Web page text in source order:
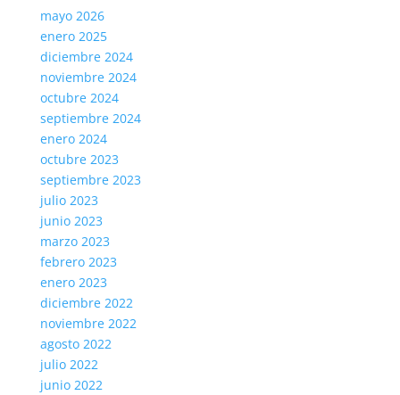
mayo 2026
enero 2025
diciembre 2024
noviembre 2024
octubre 2024
septiembre 2024
enero 2024
octubre 2023
septiembre 2023
julio 2023
junio 2023
marzo 2023
febrero 2023
enero 2023
diciembre 2022
noviembre 2022
agosto 2022
julio 2022
junio 2022